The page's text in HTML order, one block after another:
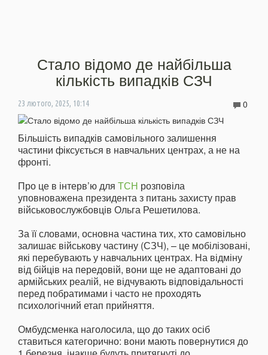
Стало відомо де найбільша
кількість випадків СЗЧ
23 лютого, 2025, 10:14 0
Більшість випадків самовільного залишення
частини фіксується в навчальних центрах, а не на
фронті.
Про це в інтерв’ю для ТСН розповіла
уповноважена президента з питань захисту прав
військовослужбовців Ольга Решетилова.
За її словами, основна частина тих, хто самовільно
залишає військову частину (СЗЧ), – це мобілізовані,
які перебувають у навчальних центрах. На відміну
від бійців на передовій, вони ще не адаптовані до
армійських реалій, не відчувають відповідальності
перед побратимами і часто не проходять
психологічний етап прийняття.
Омбудсменка наголосила, що до таких осіб
ставиться категорично: вони мають повернутися до